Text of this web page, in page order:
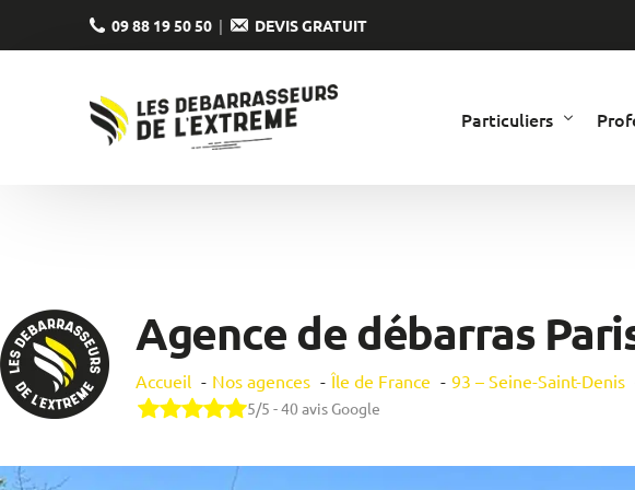
09 88 19 50 50 DEVIS GRATUIT
Particuliers
Agence de débarras
Accueil Nos agences Île de France 93 – Seine-Saint-Denis